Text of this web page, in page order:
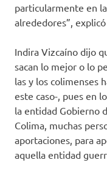
particularmente en
alrededores”,
Indira Vizcaíno dijo
sacan lo mejor o lo
las y los colimenses
este caso-, pues en
la entidad Gobierno
Colima, muchas
aportaciones, para
aquella entidad